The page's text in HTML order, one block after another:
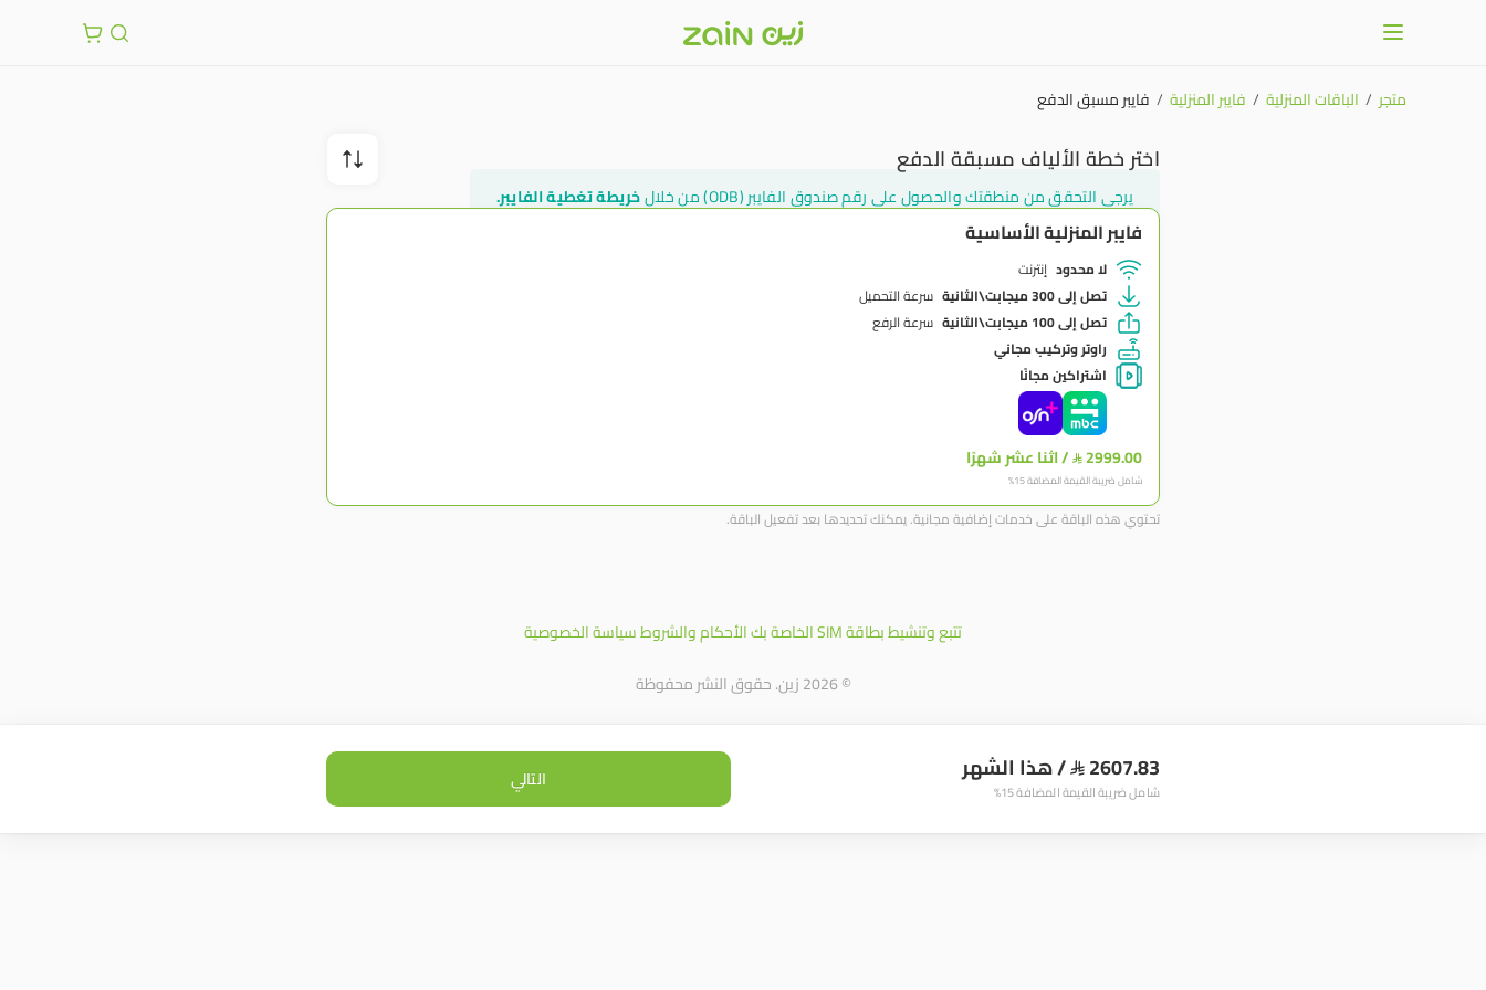
اختر خطة الألياف مسبقة الدفع
يرجى التحقق من منطقتك والحصول على رقم صندوق الفايبر (ODB) من خلال خريطة تغطية الفايبر.
فايبر المنزلية الأساسية
لا محدود إنترنت
تصل إلى 300 ميجابت\الثانية
سرعة التحميل
تصل إلى 100 ميجابت\الثانية
سرعة الرفع
راوتر وتركيب مجاني
اشتراكين مجانًا
 2999.00
/اثنا عشر شهرًا
شامل ضريبة القيمة المضافة 15%
تحتوي هذه الباقة على خدمات إضافية مجانية. يمكنك تحديدها بعد تفعيل الباقة.
تتبع وتنشيط بطاقة SIM الخاصة بك الأحكام والشروطسياسة الخصوصية
© 2026 زين. حقوق النشر محفوظة
متجر / الباقات المنزلية / فايبر المنزلية / فايبر مسبق الدفع
2607.83

/هذا الشهر
شامل ضريبة القيمة المضافة 15% التالي